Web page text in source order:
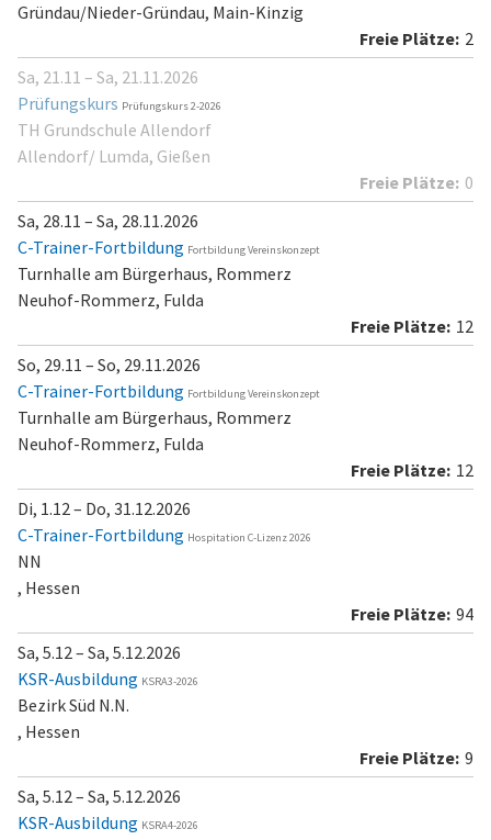
Gründau/Nieder-Gründau, Main-Kinzig
2
Sa, 21.11 – Sa, 21.11.2026
Prüfungskurs Prüfungskurs 2-2026
TH Grundschule Allendorf
Allendorf/ Lumda, Gießen
0
Sa, 28.11 – Sa, 28.11.2026
C-Trainer-Fortbildung Fortbildung Vereinskonzept
Turnhalle am Bürgerhaus, Rommerz
Neuhof-Rommerz, Fulda
12
So, 29.11 – So, 29.11.2026
C-Trainer-Fortbildung Fortbildung Vereinskonzept
Turnhalle am Bürgerhaus, Rommerz
Neuhof-Rommerz, Fulda
12
Di, 1.12 – Do, 31.12.2026
C-Trainer-Fortbildung Hospitation C-Lizenz 2026
NN
, Hessen
94
Sa, 5.12 – Sa, 5.12.2026
KSR-Ausbildung KSRA3-2026
Bezirk Süd N.N.
, Hessen
9
Sa, 5.12 – Sa, 5.12.2026
KSR-Ausbildung KSRA4-2026